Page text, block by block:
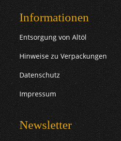
Informationen
Entsorgung von Altöl
Hinweise zu Verpackungen
Datenschutz
Impressum
Newsletter